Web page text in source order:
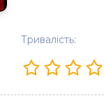
Тривалість: